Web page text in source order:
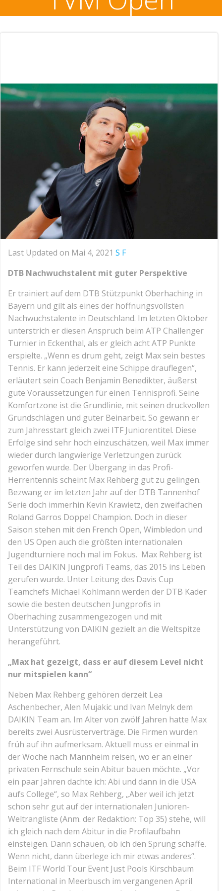
Last Updated on Mai 4, 2021 S F
DTB Nachwuchstalent mit guter Perspektive
Er trainiert auf dem DTB Stützpunkt Oberhaching in
Bayern und gilt als eines der hoffnungsvollsten
Nachwuchstalente in Deutschland. Im letzten Oktober
unterstrich er diesen Anspruch beim ATP Challenger
Turnier in Eckenthal, als er gleich acht ATP Punkte
erspielte. „Wenn es drum geht, zeigt Max sein bestes
Tennis. Er kann jederzeit eine Schippe drauflegen“,
erläutert sein Coach Benjamin Benedikter, äußerst
gute Voraussetzungen für einen Tennisprofi. Seine
Komfortzone ist die Grundlinie, mit seinen druckvollen
Grundschlägen und guter Beinarbeit. So gewann er
zum Jahresstart gleich zwei ITF Juniorentitel. Diese
Erfolge sind sehr hoch einzuschätzen, weil Max immer
wieder durch langwierige Verletzungen zurück
geworfen wurde. Der Übergang in das Profi-
Herrentennis scheint Max Rehberg gut zu gelingen.
Bezwang er im letzten Jahr auf der DTB Tannenhof
Serie doch immerhin Kevin Krawietz, den zweifachen
Roland Garros Doppel Champion. Doch in dieser
Saison stehen mit den French Open, Wimbledon und
den US Open auch die größten internationalen
Jugendturniere noch mal im Fokus. Max Rehberg ist
Teil des DAIKIN Jungprofi Teams, das 2015 ins Leben
gerufen wurde. Unter Leitung des Davis Cup
Teamchefs Michael Kohlmann werden der DTB Kader
sowie die besten deutschen Jungprofis in
Oberhaching zusammengezogen und mit
Unterstützung von DAIKIN gezielt an die Weltspitze
herangeführt.
„Max hat gezeigt, dass er auf diesem Level nicht
nur mitspielen kann“
Neben Max Rehberg gehören derzeit Lea
Aschenbecher, Alen Mujakic und Ivan Melnyk dem
DAIKIN Team an. Im Alter von zwölf Jahren hatte Max
bereits zwei Ausrüsterverträge. Die Firmen wurden
früh auf ihn aufmerksam. Aktuell muss er einmal in
der Woche nach Mannheim reisen, wo er an einer
privaten Fernschule sein Abitur bauen möchte. „Vor
ein paar Jahren dachte ich: Abi und dann in die USA
aufs College“, so Max Rehberg, „Aber weil ich jetzt
schon sehr gut auf der internationalen Junioren-
Weltrangliste (Anm. der Redaktion: Top 35) stehe, will
ich gleich nach dem Abitur in die Profilaufbahn
einsteigen. Dann schauen, ob ich den Sprung schaffe.
Wenn nicht, dann überlege ich mir etwas anderes“.
Beim ITF World Tour Event Just Pools Kirschbaum
International in Meerbusch im vergangenen April